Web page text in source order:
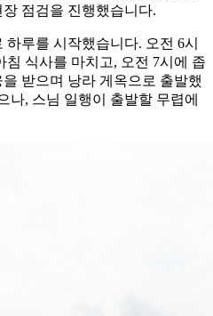
점검을 진행했습니다.
루를 시작했습니다. 오전 6시
침 식사를 마치고, 오전 7시에 좁
받으며 낭라 게옥으로 출발했
나, 스님 일행이 출발할 무렵에